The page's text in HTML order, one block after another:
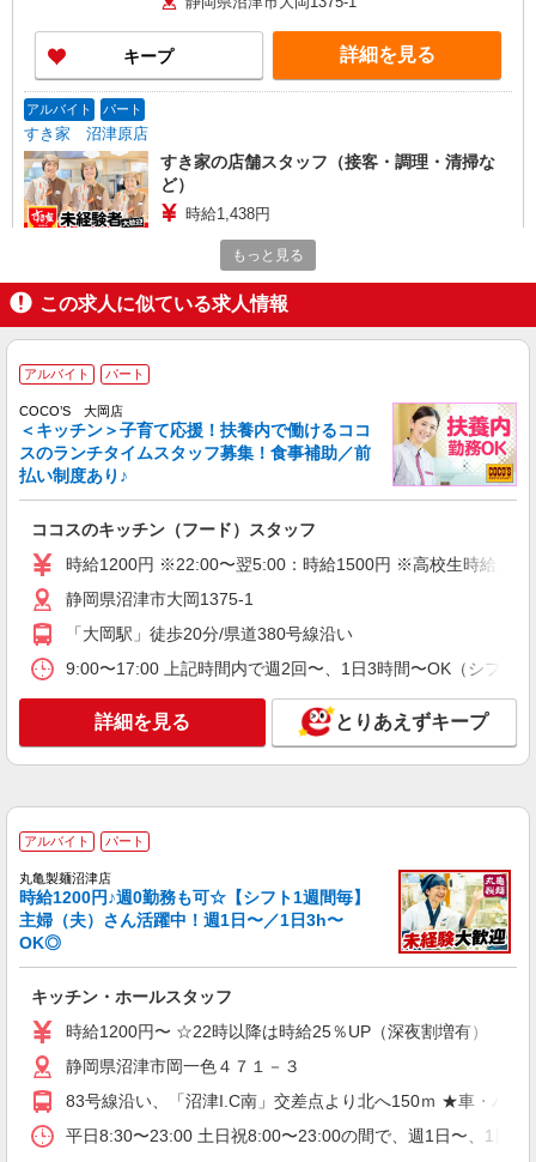
8:00）時給＋100円
キープ 詳細を見る
アルバイト パート
すき家 沼津原店
すき家の店舗スタッフ（接客・調理・清掃な
ど）
時給1,438円
静岡県沼津市原1800
キープ
すき家 414号沼津三枚橋店
すき家の店舗スタッフ（接客・調理・清掃な
ど）
時給1,200円 ※22:00〜翌5:00：時給1,500円 ※
高校生時給1,150円 ※早朝手当（5:00〜9:00）時給
＋150円
キープ 詳細を見る
アルバイト
すき家 沼津小諏訪店
すき家の店舗スタッフ（接客・調理・清掃な
時給1,150円 ※22:00〜翌5:00：時給1,438円 ※
高校生時給1,100円 ※早朝手当（5:00〜9:00）時給
＋150円
静岡県沼津市小諏訪574-8
アルバイト パート
すき家 沼津小諏訪店
すき家の店舗スタッフ（接客・調理・清掃な
キープ
丸亀製麺沼津店
もっと見る
この求人に似ている求人情報
アルバイト パート
COCO’S 大岡店
＜キッチン＞子育て応援！扶養内で働けるココ
スのランチタイムスタッフ募集！食事補助／前
払い制度あり♪
ココスのキッチン（フード）スタッフ
時給1200円 ※22:00〜翌5:00：時給1500円 ※高校生時給
静岡県沼津市大岡1375-1
「大岡駅」徒歩20分/県道380号線沿い
9:00〜17:00 上記時間内で週2回〜、1日3時間〜OK（シフ
詳細を見る とりあえずキープ
アルバイト パート
丸亀製麺沼津店
時給1200円♪週0勤務も可☆【シフト1週間毎】
主婦（夫）さん活躍中！週1日〜／1日3h〜
OK◎
キッチン・ホールスタッフ
時給1200円〜 ☆22時以降は時給25％UP（深夜割増有）
静岡県沼津市岡一色４７１－３
83号線沿い、「沼津I.C南」交差点より北へ150ｍ ★車・バ
平日8:30〜23:00 土日祝8:00〜23:00の間で、週1日〜、1日